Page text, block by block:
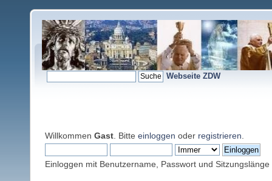
Webseite ZDW
Willkommen Gast . Bitte einloggen oder registrieren
Einloggen mit Benutzername, Passwort und Sitzungslänge